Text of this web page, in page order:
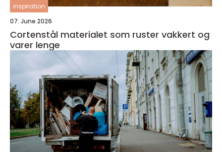
inspiration
07. June 2026
Cortenstål materialet som ruster vakkert og
varer lenge